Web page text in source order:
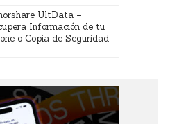
UltData –
Información de tu
o Copia de Seguridad